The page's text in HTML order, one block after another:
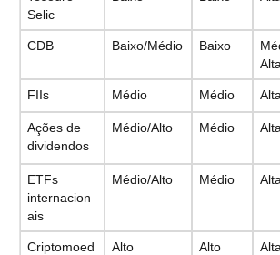
Selic
CDB Baixo/Médio Baixo
Alta
FIIs Médio Médio Alta
Ações de
dividendos
Médio/Alto Médio Alta
ETFs
internacion
ais
Médio/Alto Médio Alta
Criptomoed
Alto Alto Alta